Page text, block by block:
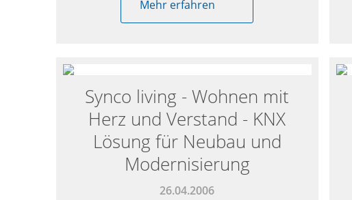
Mehr erfahren
Synco living - Wohnen mit
Herz und Verstand - KNX
Lösung für Neubau und
Modernisierung
26.04.2006